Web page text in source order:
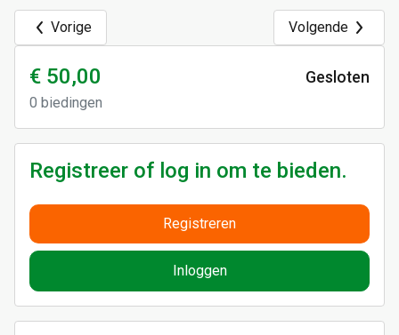
Vorige Volgende
€ 50,00
0 biedingen
Gesloten
Registreer of log in om te bieden.
Registreren
Inloggen